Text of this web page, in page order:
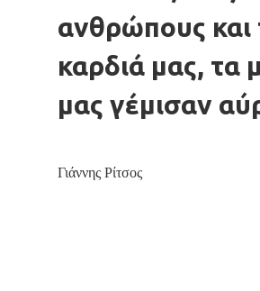
ανθρώπους και
καρδιά μας, τα
μας γέμισαν
Γιάννης Ρίτσος